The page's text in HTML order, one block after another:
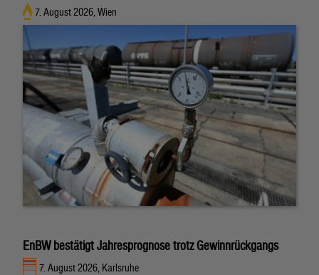
7. August 2026, Wien
EnBW bestätigt Jahresprognose trotz Gewinnrückgangs
7. August 2026, Karlsruhe